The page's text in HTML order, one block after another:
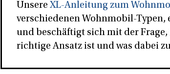
Unsere XL-Anleitung zum
verschiedenen Wohnmobil-
und beschäftigt sich mit der
richtige Ansatz ist und was dabei